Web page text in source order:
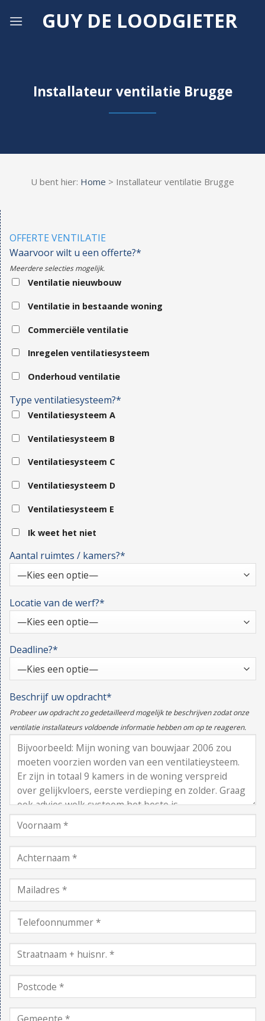
GUY DE LOODGIETER
Installateur ventilatie Brugge
U bent hier: Home > Installateur ventilatie Brugge
OFFERTE VENTILATIE
Waarvoor wilt u een offerte?*
Meerdere selecties mogelijk.
Ventilatie nieuwbouw
Ventilatie in bestaande woning
Commerciële ventilatie
Inregelen ventilatiesysteem
Onderhoud ventilatie
Type ventilatiesysteem?*
Ventilatiesysteem A
Ventilatiesysteem B
Ventilatiesysteem C
Ventilatiesysteem D
Ventilatiesysteem E
Ik weet het niet
Aantal ruimtes / kamers?*
Locatie van de werf?*
Deadline?*
Beschrijf uw opdracht*
Probeer uw opdracht zo gedetailleerd mogelijk te beschrijven zodat onze
ventilatie installateurs voldoende informatie hebben om op te reageren.